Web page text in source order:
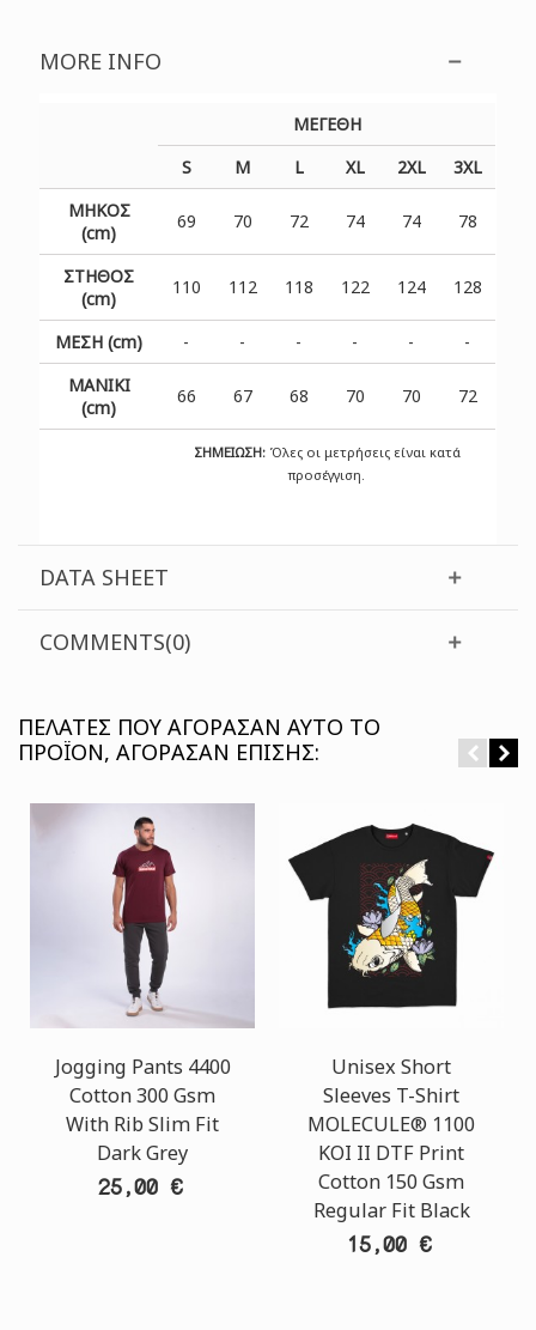
MORE INFO
ΜΕΓΕΘΗ
S
M L XL 2XL 3XL
ΣΗΜΕΙΩΣΗ:Όλες οι μετρήσεις είναι κατά
προσέγγιση.
ΜΗΚΟΣ
(cm)
69 70 72 74 74 78
ΣΤΗΘΟΣ
(cm)
110 112 118 122 124 128
ΜΕΣΗ (cm) - - - - -
-
ΜΑΝΙΚΙ
(cm)
66 67 68 70 70 72
DATA SHEET
COMMENTS(0)
ΠΕΛΆΤΕΣ ΠΟΥ ΑΓΌΡΑΣΑΝ ΑΥΤΌ ΤΟ
ΠΡΟΪΌΝ, ΑΓΌΡΑΣΑΝ ΕΠΊΣΗΣ:
Jogging Pants 4400
Cotton 300 Gsm
With Rib Slim Fit
Dark Grey
25,00 €
Unisex Short
Sleeves T-Shirt
MOLECULE® 1100
KOI II DTF Print
Cotton 150 Gsm
Regular Fit Black
15,00 €